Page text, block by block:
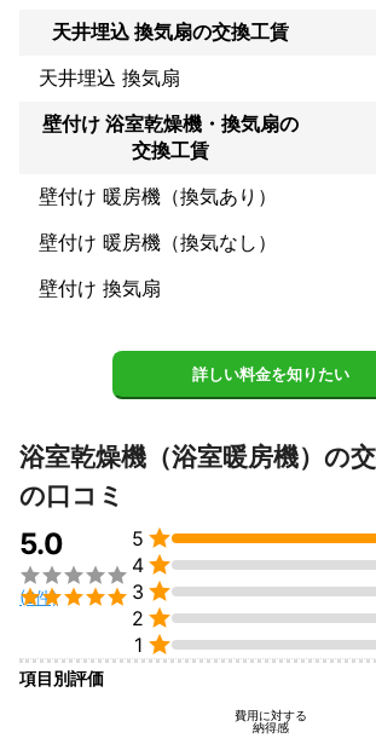
天井埋込 換気扇の交換工賃
天井埋込 換気扇
壁付け 浴室乾燥機・換気扇の
交換工賃
壁付け 暖房機（換気あり）
壁付け 暖房機（換気なし）
壁付け 換気扇
詳しい料金を知りたい
浴室乾燥機（浴室暖房機）の
の口コミ
5.0


(2件)
5 
4 
3 
2 
1 
項目別評価
費用に対する
納得感